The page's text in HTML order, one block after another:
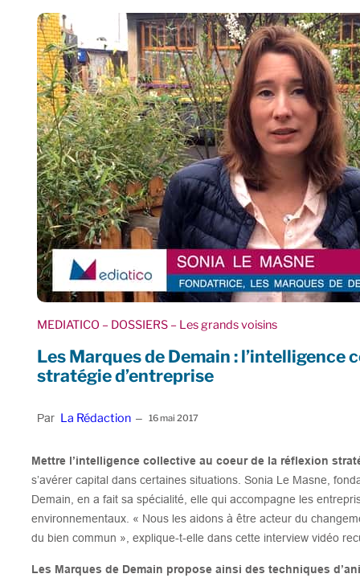
MEDIATICO – DOSSIERS – Les grands voisins
Les Marques de Demain : l’intelligence
stratégie d’entreprise
Par La Rédaction – 16 mai 2017
Mettre l’intelligence collective au coeur de la réflexion
s’avérer capital dans certaines situations. Sonia Le Masne,
Demain, en a fait sa spécialité, elle qui accompagne les
environnementaux. « Nous les aidons à être acteur du
du bien commun », explique-t-elle dans cette interview vidéo
Les Marques de Demain propose ainsi des techniques